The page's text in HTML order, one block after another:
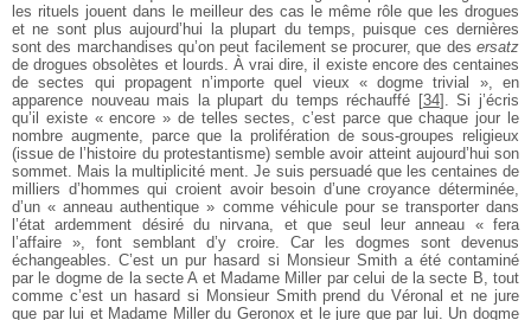
les rituels jouent dans le meilleur des cas le même rôle que les drogues
et ne sont plus aujourd’hui la plupart du temps, puisque ces dernières
sont des marchandises qu’on peut facilement se procurer, que des ersatz
de drogues obsolètes et lourds. À vrai dire, il existe encore des centaines
de sectes qui propagent n’importe quel vieux « dogme trivial », en
apparence nouveau mais la plupart du temps réchauffé [34]
. Si j’écris
qu’il existe « encore » de telles sectes, c’est parce que chaque jour le
nombre augmente, parce que la prolifération de sous-groupes religieux
(issue de l’histoire du protestantisme) semble avoir atteint aujourd’hui son
sommet. Mais la multiplicité ment. Je suis persuadé que les centaines de
milliers d’hommes qui croient avoir besoin d’une croyance déterminée,
d’un « anneau authentique » comme véhicule pour se transporter dans
l’état ardemment désiré du nirvana, et que seul leur anneau « fera
l’affaire », font semblant d’y croire. Car les dogmes sont devenus
échangeables. C’est un pur hasard si Monsieur Smith a été contaminé
par le dogme de la secte A et Madame Miller par celui de la secte B, tout
comme c’est un hasard si Monsieur Smith prend du Véronal et ne jure
que par lui et Madame Miller du Geronox et le jure que par lui. Un dogme